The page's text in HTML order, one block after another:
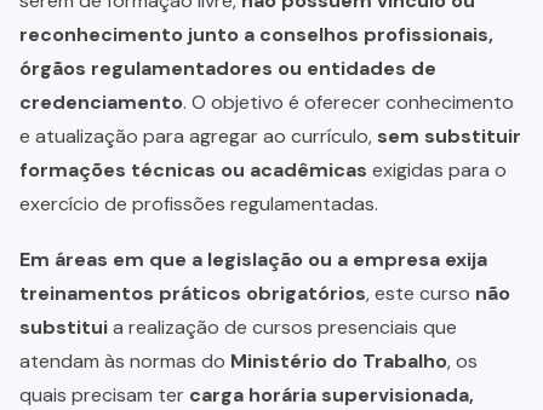
reconhecimento junto a conselhos profissionais,
órgãos regulamentadores ou entidades de
credenciamento. O objetivo é oferecer conhecimento
e atualização para agregar ao currículo, sem substituir
formações técnicas ou acadêmicas exigidas para o
exercício de profissões regulamentadas.
Em áreas em que a legislação ou a empresa exija
treinamentos práticos obrigatórios, este curso não
substituia realização de cursos presenciais que
atendam às normas do Ministério do Trabalho, os
quais precisam ter carga horária supervisionada,